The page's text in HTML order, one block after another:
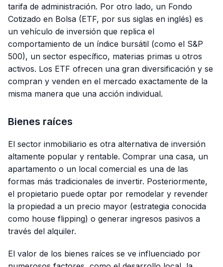
tarifa de administración. Por otro lado, un Fondo
Cotizado en Bolsa (ETF, por sus siglas en inglés) es
un vehículo de inversión que replica el
comportamiento de un índice bursátil (como el S&P
500), un sector específico, materias primas u otros
activos. Los ETF ofrecen una gran diversificación y se
compran y venden en el mercado exactamente de la
misma manera que una acción individual.
Bienes raíces
El sector inmobiliario es otra alternativa de inversión
altamente popular y rentable. Comprar una casa, un
apartamento o un local comercial es una de las
formas más tradicionales de invertir. Posteriormente,
el propietario puede optar por remodelar y revender
la propiedad a un precio mayor (estrategia conocida
como house flipping) o generar ingresos pasivos a
través del alquiler.
El valor de los bienes raíces se ve influenciado por